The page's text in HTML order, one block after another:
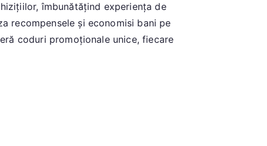
îmbunătățind experiența de
recompensele și economisi bani pe
coduri promoționale unice, fiecare